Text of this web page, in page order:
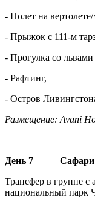
- Полет на
- Прыжок с 111-м
- Прогулка со
- Рафтинг,
- Остров
Размещение: Avani
День 7 Сафари в
Трансфер в группе с
национальный парк